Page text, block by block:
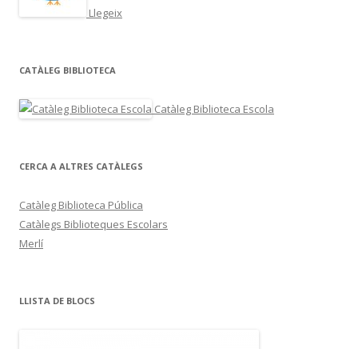
Llegeix
CATÀLEG BIBLIOTECA
Catàleg Biblioteca Escola
CERCA A ALTRES CATÀLEGS
Catàleg Biblioteca Pública
Catàlegs Biblioteques Escolars
Merlí
LLISTA DE BLOCS